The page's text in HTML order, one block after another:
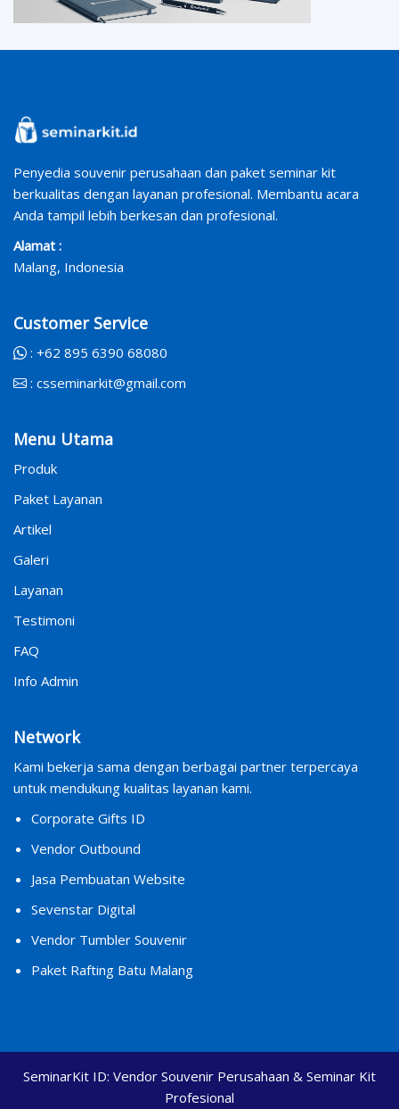
Penyedia souvenir perusahaan dan paket seminar kit
berkualitas dengan layanan profesional. Membantu acara
Anda tampil lebih berkesan dan profesional.
Alamat :
Malang, Indonesia
Customer Service
: +62 895 6390 68080
: csseminarkit@gmail.com
Menu Utama
Produk
Paket Layanan
Artikel
Galeri
Layanan
Testimoni
FAQ
Info Admin
Network
Kami bekerja sama dengan berbagai partner terpercaya
untuk mendukung kualitas layanan kami.
Corporate Gifts ID
Vendor Outbound
Jasa Pembuatan Website
Sevenstar Digital
Vendor Tumbler Souvenir
Paket Rafting Batu Malang
SeminarKit ID: Vendor Souvenir Perusahaan & Seminar Kit
Profesional